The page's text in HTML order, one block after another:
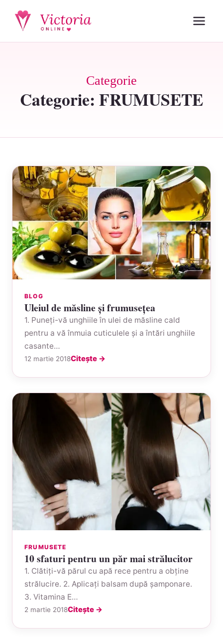
Categorie
Categorie: FRUMUSETE
BLOG
Uleiul de măsline şi frumuseţea
1. Puneţi-vă unghiile în ulei de măsline cald
pentru a vă înmuia cuticulele şi a întări unghiile
casante…
12 martie 2018Citește →
FRUMUSETE
10 sfaturi pentru un păr mai strălucitor
1. Clătiţi-vă părul cu apă rece pentru a obţine
strălucire. 2. Aplicaţi balsam după şamponare.
3. Vitamina E…
2 martie 2018Citește →